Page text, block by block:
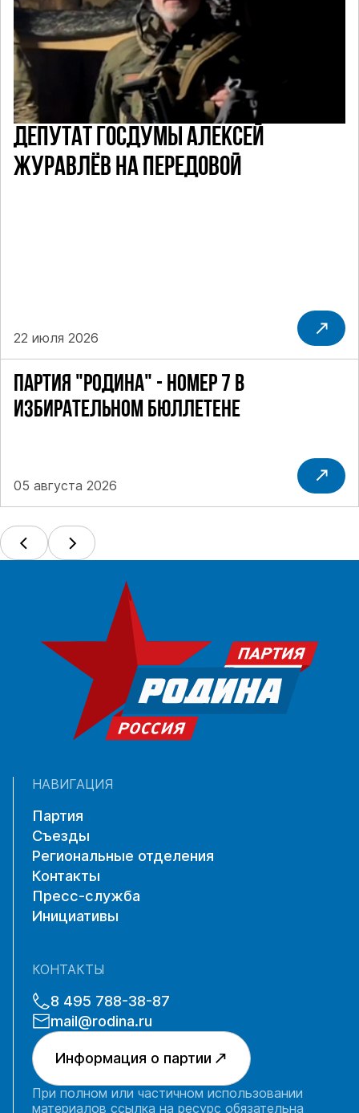
ПАРТИЯ "РОДИНА" - НОМЕР 7 В
ИЗБИРАТЕЛЬНОМ БЮЛЛЕТЕНЕ
05 августа 2026
ДЕПУТАТ ГОСДУМЫ АЛЕКСЕЙ
ЖУРАВЛЁВ НА ПЕРЕДОВОЙ
22 июля 2026
НАВИГАЦИЯ
Партия
Съезды
Региональные отделения
Контакты
Пресс-служба
Инициативы
КОНТАКТЫ
8 495 788-38-87
mail@rodina.ru
Информация о партии
При полном или частичном использовании
материалов ссылка на ресурс обязательна